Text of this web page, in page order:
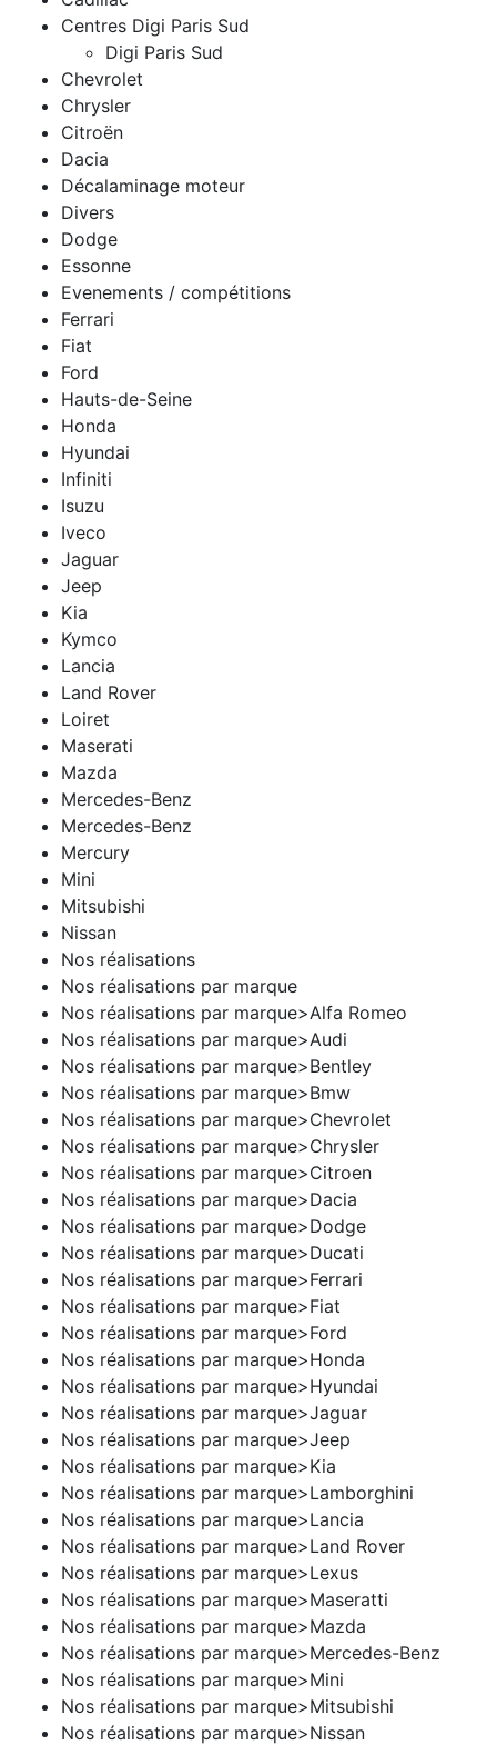
Centres Digi Paris Sud
Digi Paris Sud
Chevrolet
Chrysler
Citroën
Dacia
Décalaminage moteur
Divers
Dodge
Essonne
Evenements / compétitions
Ferrari
Fiat
Ford
Hauts-de-Seine
Honda
Hyundai
Infiniti
Isuzu
Iveco
Jaguar
Jeep
Kia
Kymco
Lancia
Land Rover
Loiret
Maserati
Mazda
Mercedes-Benz
Mercedes-Benz
Mercury
Mini
Mitsubishi
Nissan
Nos réalisations
Nos réalisations par marque
Nos réalisations par marque>Alfa Romeo
Nos réalisations par marque>Audi
Nos réalisations par marque>Bentley
Nos réalisations par marque>Bmw
Nos réalisations par marque>Chevrolet
Nos réalisations par marque>Chrysler
Nos réalisations par marque>Citroen
Nos réalisations par marque>Dacia
Nos réalisations par marque>Dodge
Nos réalisations par marque>Ducati
Nos réalisations par marque>Ferrari
Nos réalisations par marque>Fiat
Nos réalisations par marque>Ford
Nos réalisations par marque>Honda
Nos réalisations par marque>Hyundai
Nos réalisations par marque>Jaguar
Nos réalisations par marque>Jeep
Nos réalisations par marque>Kia
Nos réalisations par marque>Lamborghini
Nos réalisations par marque>Lancia
Nos réalisations par marque>Land Rover
Nos réalisations par marque>Lexus
Nos réalisations par marque>Maseratti
Nos réalisations par marque>Mazda
Nos réalisations par marque>Mercedes-Benz
Nos réalisations par marque>Mini
Nos réalisations par marque>Mitsubishi
Nos réalisations par marque>Nissan